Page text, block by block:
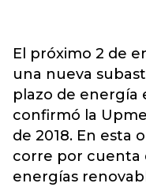
El próximo 2 de
una nueva
plazo de energía
confirmó la
de 2018. En esta
corre por cuenta
energías